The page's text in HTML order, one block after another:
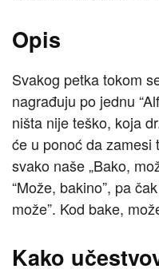
Opis
Svakog petka tokom
nagrađuju po jednu
ništa nije teško, koja
će u ponoć da zamesi
svako naše „Bako,
“Može, bakino”, pa
može”. Kod bake,
Kako